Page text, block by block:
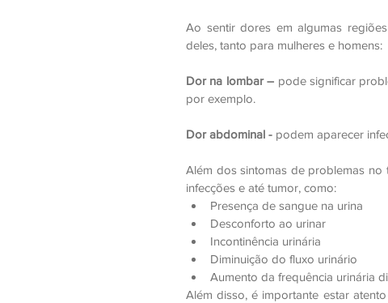
Ao sentir dores em algumas
deles, tanto para mulheres e homens:
Dor na lombar – pode significar
por exemplo.
Dor abdominal - podem aparecer
Além dos sintomas de problemas no
infecções e até tumor, como:
Presença de sangue na urina
Desconforto ao urinar
Incontinência urinária
Diminuição do fluxo urinário
Aumento da frequência urinária
Além disso, é importante estar